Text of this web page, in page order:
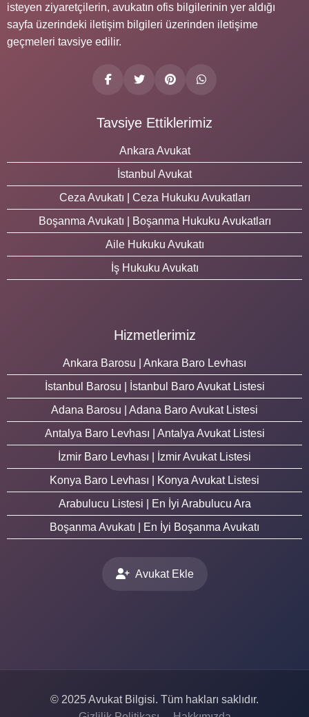
isteyen ziyaretçilerin, avukatın ofis bilgilerinin yer aldığı
sayfa üzerindeki iletişim bilgileri üzerinden iletişime
geçmeleri tavsiye edilir.
Tavsiye Ettiklerimiz
Ankara Avukat
İstanbul Avukat
Ceza Avukatı | Ceza Hukuku Avukatları
Boşanma Avukatı | Boşanma Hukuku Avukatları
Aile Hukuku Avukatı
İş Hukuku Avukatı
Hizmetlerimiz
Ankara Barosu | Ankara Baro Levhası
İstanbul Barosu | İstanbul Baro Avukat Listesi
Adana Barosu | Adana Baro Avukat Listesi
Antalya Baro Levhası | Antalya Avukat Listesi
İzmir Baro Levhası | İzmir Avukat Listesi
Konya Baro Levhası | Konya Avukat Listesi
Arabulucu Listesi | En İyi Arabulucu Ara
Boşanma Avukatı | En İyi Boşanma Avukatı
Avukat Ekle
© 2025 Avukat Bilgisi. Tüm hakları saklıdır.